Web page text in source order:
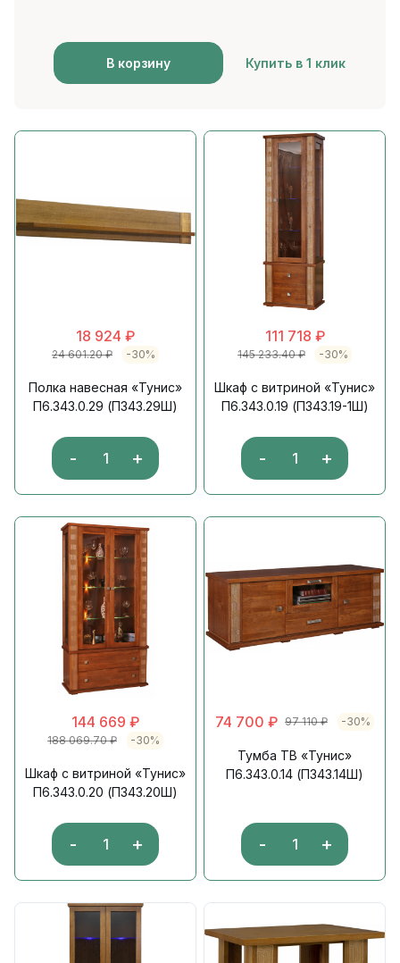
В корзину Купить в 1 клик
18 924 ₽
24 601.20₽ -30%
Полка навесная «Тунис»
П6.343.0.29 (П343.29Ш)
- +
111 718 ₽
145 233.40₽ -30%
Шкаф с витриной «Тунис»
П6.343.0.19 (П343.19-1Ш)
- +
144 669 ₽
188 069.70₽ -30%
Шкаф с витриной «Тунис»
П6.343.0.20 (П343.20Ш)
- +
74 700 ₽ 97 110₽ -30%
Тумба ТВ «Тунис»
П6.343.0.14 (П343.14Ш)
- +